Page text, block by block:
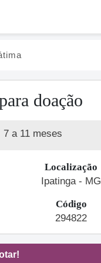
doação
7 a 11 meses
Localização
Ipatinga - MG
Código
294822